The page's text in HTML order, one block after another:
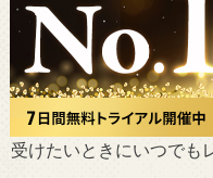
受けたいときにいつでも